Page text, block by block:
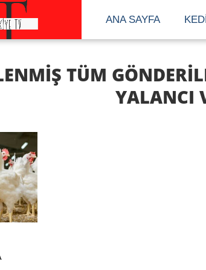
ANA SAYFA
TÜM
YALANCI